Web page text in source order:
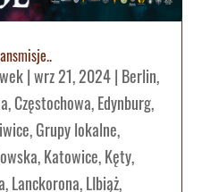
|wrz 21, 2024| Berlin,
,Częstochowa,Edynburg,
,Grupy lokalne,
,Katowice,Kęty,
,Lanckorona,LIbiąż,